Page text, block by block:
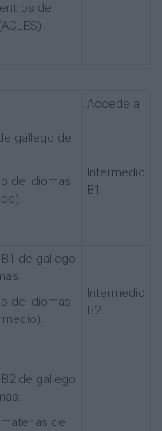
de
Accede a
gallego de
de Idiomas
Intermedio
B1
de gallego
de Idiomas
Intermedio
B2
de gallego
de